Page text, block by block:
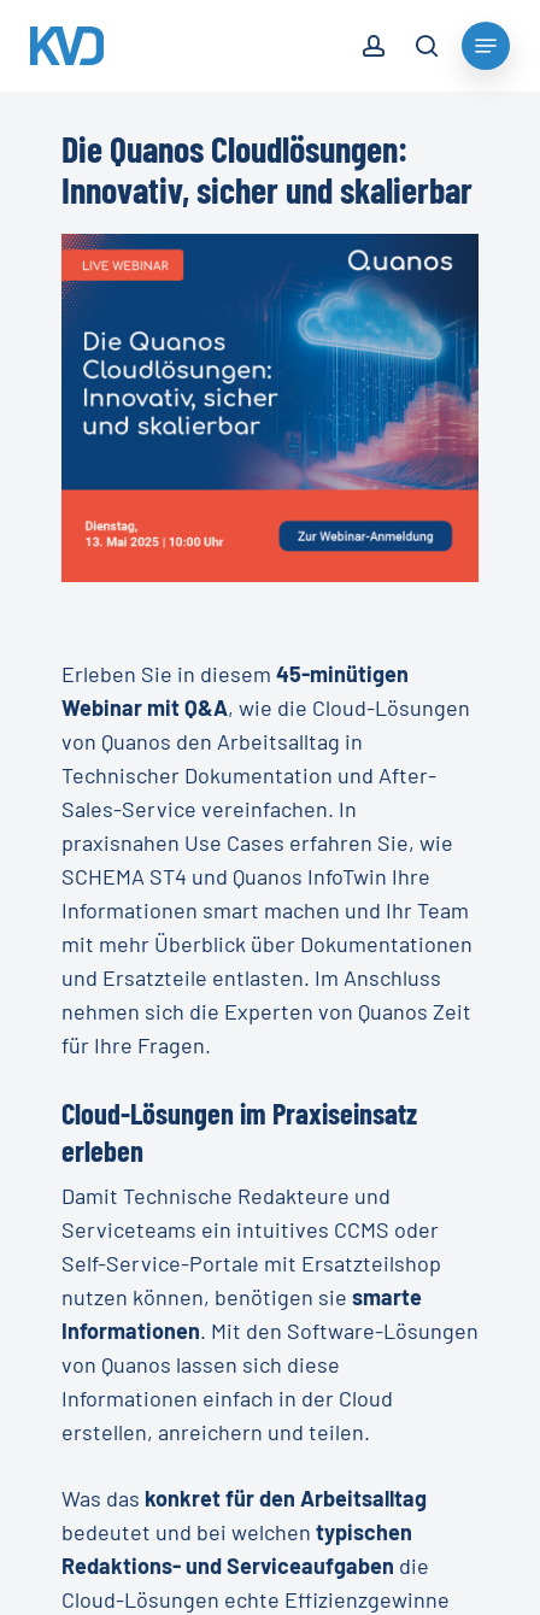
search
Menu
Die Quanos Cloudlösungen:
Innovativ, sicher und skalierbar
Erleben Sie in diesem 45-minütigen
Webinar mit Q&A, wie die Cloud-Lösungen
von Quanos den Arbeitsalltag in
Technischer Dokumentation und After-
Sales-Service vereinfachen. In
praxisnahen Use Cases erfahren Sie, wie
SCHEMA ST4 und Quanos InfoTwin Ihre
Informationen smart machen und Ihr Team
mit mehr Überblick über Dokumentationen
und Ersatzteile entlasten. Im Anschluss
nehmen sich die Experten von Quanos Zeit
für Ihre Fragen.
Cloud-Lösungen im Praxiseinsatz
erleben
Damit Technische Redakteure und
Serviceteams ein intuitives CCMS oder
Self-Service-Portale mit Ersatzteilshop
nutzen können, benötigen sie smarte
Informationen. Mit den Software-Lösungen
von Quanos lassen sich diese
Informationen einfach in der Cloud
erstellen, anreichern und teilen.
Was das konkret für den Arbeitsalltag
bedeutet und bei welchen typischen
Redaktions- und Serviceaufgaben die
Cloud-Lösungen echte Effizienzgewinne
Close